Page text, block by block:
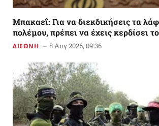
Μπακαεΐ: Για να διεκδικήσεις τα
πολέμου, πρέπει να έχεις κερδίσει
ΔΙΕΘΝΗ 8 Αυγ 2026, 09:36